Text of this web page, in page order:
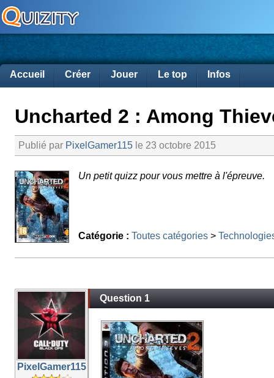
Accueil Créer Jouer Le top Infos
Uncharted 2 : Among
Publié par PixelGamer115 le 23 octobre 2015
Un petit quizz pour vous mettre à l'épreuve.
Catégorie : Toutes catégories >
PixelGamer115
Question 1